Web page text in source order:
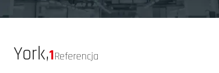
York,1Referencja